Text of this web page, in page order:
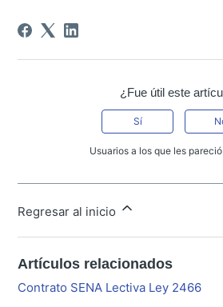
¿Fue útil este
Sí
Usuarios a los que les pareció
Regresar al inicio
Artículos relacionados
Contrato SENA Lectiva Ley 2466